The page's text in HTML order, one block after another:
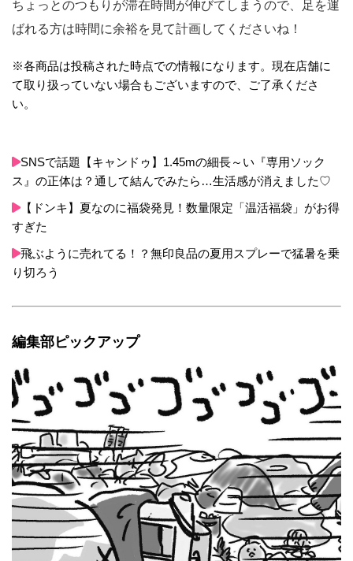
ちょっとのつもりが滞在時間が伸びてしまうので、足を運
ばれる方は時間に余裕を見て計画してくださいね！
※各商品は投稿された時点での情報になります。現在店舗に
て取り扱っていない場合もございますので、ご了承くださ
い。
SNSで話題【キャンドゥ】1.45mの細長～い『専用ソック
ス』の正体は？通して結んでみたら…生活感が消えました♡
【ドンキ】夏なのに福袋発見！数量限定「温活福袋」がお得
すぎた
飛ぶように売れてる！？無印良品の夏用スプレーで猛暑を乗
り切ろう
編集部ピックアップ